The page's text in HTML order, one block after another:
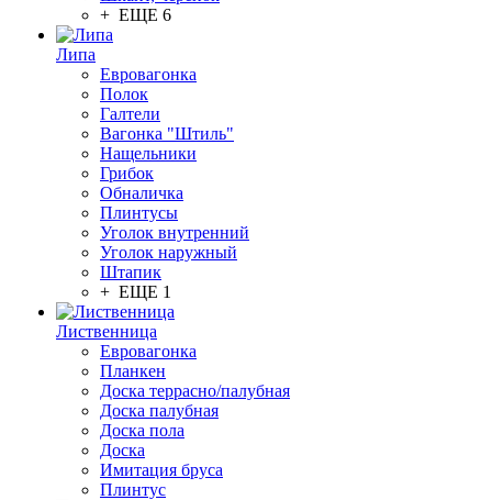
+ ЕЩЕ 6
Липа
Евровагонка
Полок
Галтели
Вагонка "Штиль"
Нащельники
Грибок
Обналичка
Плинтусы
Уголок внутренний
Уголок наружный
Штапик
+ ЕЩЕ 1
Лиственница
Евровагонка
Планкен
Доска террасно/палубная
Доска палубная
Доска пола
Доска
Имитация бруса
Плинтус